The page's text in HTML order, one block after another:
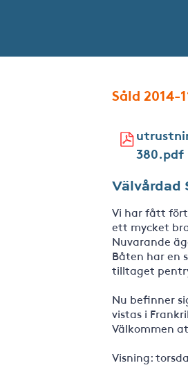
Såld 2014-
380.pdf
Välvårdad
Vi har fått
ett mycket
Nuvarande
Båten har en
tilltaget
Nu befinner
vistas i
Välkommen
Visning: